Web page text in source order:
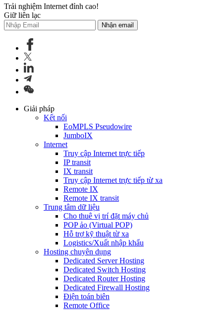
Trải nghiệm Internet đỉnh cao!
Giữ liên lạc
Nhận email
Giải pháp
Kết nối
EoMPLS Pseudowire
JumboIX
Internet
Truy cập Internet trực tiếp
IP transit
IX transit
Truy cập Internet trực tiếp từ xa
Remote IX
Remote IX transit
Trung tâm dữ liệu
Cho thuê vị trí đặt máy chủ
POP ảo (Virtual POP)
Hỗ trợ kỹ thuật từ xa
Logistics/Xuất nhập khẩu
Hosting chuyên dụng
Dedicated Server Hosting
Dedicated Switch Hosting
Dedicated Router Hosting
Dedicated Firewall Hosting
Điện toán biên
Remote Office